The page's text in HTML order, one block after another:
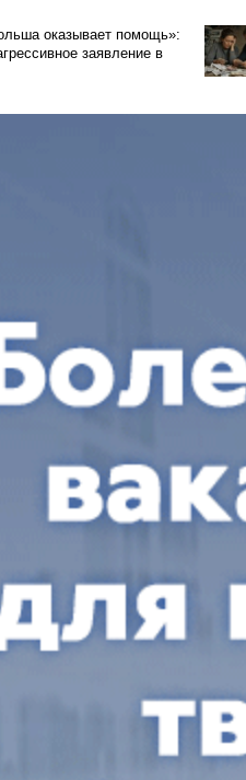
оказывает помощь»:
заявление в